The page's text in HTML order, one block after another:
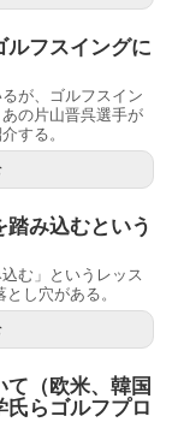
ルフスイングに
が、ゴルフスイン
の片山晋呉選手が
する。
み込むという
む」というレッス
し穴がある。
て（欧米、韓国
氏らゴルフプロ